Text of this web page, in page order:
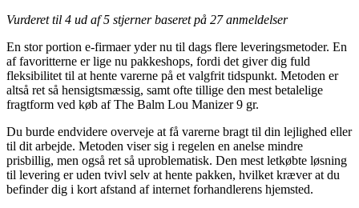
Vurderet til 4 ud af 5 stjerner baseret på 27anmeldelser
En stor portion e-firmaer yder nu til dags flere leveringsmetoder. En
af favoritterne er lige nu pakkeshops, fordi det giver dig fuld
fleksibilitet til at hente varerne på et valgfrit tidspunkt. Metoden er
altså ret så hensigtsmæssig, samt ofte tillige den mest betalelige
fragtform ved køb af The Balm Lou Manizer 9 gr.
Du burde endvidere overveje at få varerne bragt til din lejlighed eller
til dit arbejde. Metoden viser sig i regelen en anelse mindre
prisbillig, men også ret så uproblematisk. Den mest letkøbte løsning
til levering er uden tvivl selv at hente pakken, hvilket kræver at du
befinder dig i kort afstand af internet forhandlerens hjemsted.